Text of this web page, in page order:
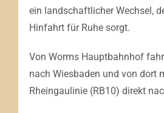
ein landschaftlicher Wechsel,
Hinfahrt für Ruhe sorgt.
Von Worms Hauptbahnhof
nach Wiesbaden und von dort
Rheingaulinie (RB10) direkt